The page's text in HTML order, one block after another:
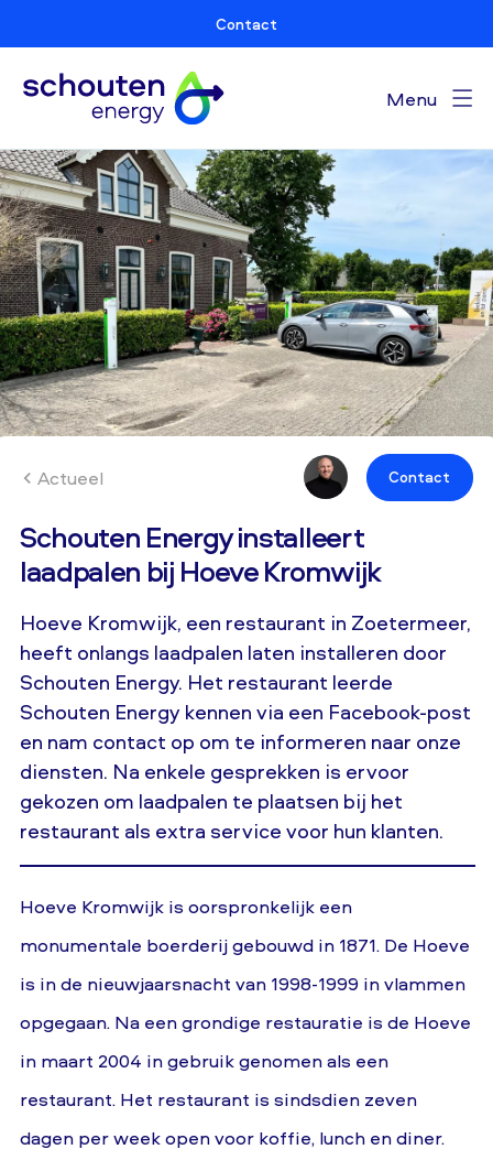
Contact
Menu
Actueel Contact
Schouten Energy installeert
laadpalen bij Hoeve Kromwijk
Hoeve Kromwijk, een restaurant in Zoetermeer,
heeft onlangs laadpalen laten installeren door
Schouten Energy. Het restaurant leerde
Schouten Energy kennen via een Facebook-post
en nam contact op om te informeren naar onze
diensten. Na enkele gesprekken is ervoor
gekozen om laadpalen te plaatsen bij het
restaurant als extra service voor hun klanten.
Hoeve Kromwijk is oorspronkelijk een
monumentale boerderij gebouwd in 1871. De Hoeve
is in de nieuwjaarsnacht van 1998-1999 in vlammen
opgegaan. Na een grondige restauratie is de Hoeve
in maart 2004 in gebruik genomen als een
restaurant. Het restaurant is sindsdien zeven
dagen per week open voor koffie, lunch en diner.